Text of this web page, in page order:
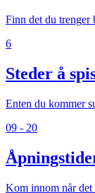
Finn det du trenger
6
Steder å
Enten du kommer
09 - 20
Kom innom når det